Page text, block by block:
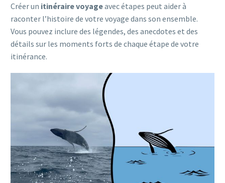
Créer un itinéraire voyageavec étapes peut aider à
raconter l’histoire de votre voyage dans son ensemble.
Vous pouvez inclure des légendes, des anecdotes et des
détails sur les moments forts de chaque étape de votre
itinérance.